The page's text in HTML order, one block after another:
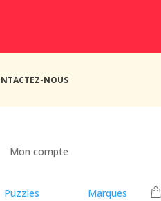
NOUS
Mon compte
Puzzles
Marques